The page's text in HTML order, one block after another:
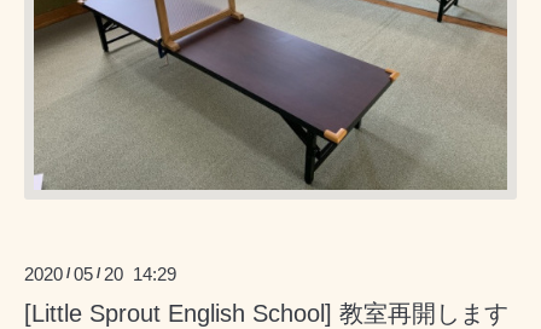
2020 /05 / 20 14:29
[Little Sprout English School] 教室再開します